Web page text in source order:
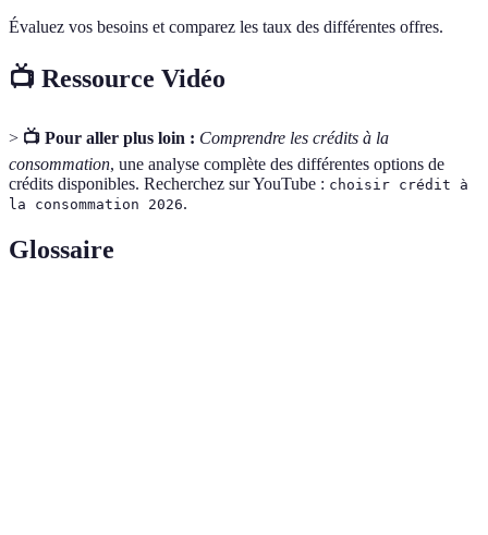
Évaluez vos besoins et comparez les taux des différentes offres.
📺 Ressource Vidéo
> 📺 Pour aller plus loin : Comprendre les crédits à la
consommation, une analyse complète des différentes options de
crédits disponibles. Recherchez sur YouTube : choisir crédit à
la consommation 2026.
Glossaire